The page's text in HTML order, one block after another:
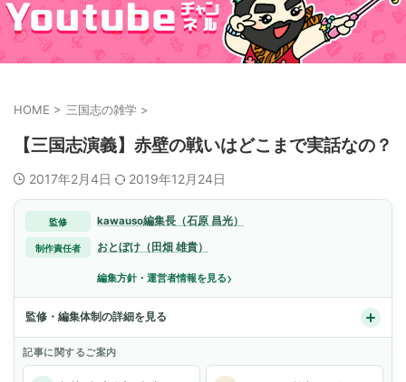
HOME > 三国志の雑学 >
【三国志演義】赤壁の戦いはどこまで実話なの？
2017年2月4日 2019年12月24日
監修 kawauso編集長（石原 昌光）
制作責任者 おとぼけ（田畑 雄貴）
編集方針・運営者情報を見る›
監修・編集体制の詳細を見る
記事に関するご案内